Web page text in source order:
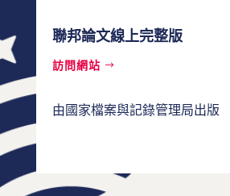
聯邦論文線上完整版
訪問網站
由國家檔案與記錄管理局出版